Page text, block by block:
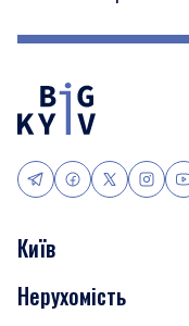
Київ
Події
Нерухомість